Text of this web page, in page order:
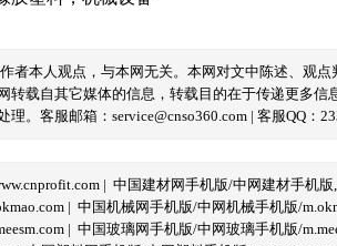
作者本人观点，与本网无关。本网对文中陈述、观
转载自其它媒体的信息，转载目的在于传递更多
理。客服邮箱：service@cnso360.com | 客服QQ：
| 中国建材网手机版/中网建材手机版
| 中国机械网手机版/中网机械手机版/
| 中国玻璃网手机版/中网玻璃手机版/